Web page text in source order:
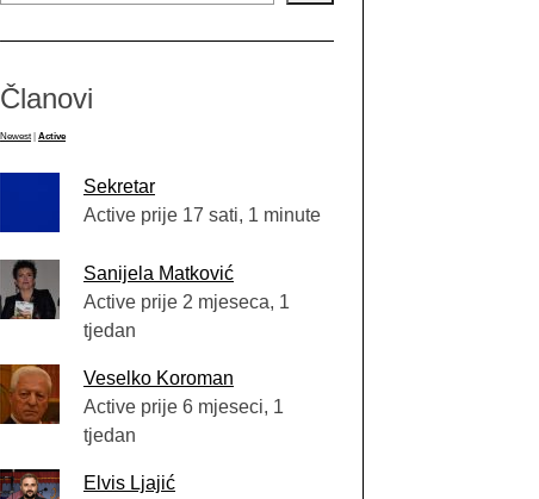
Članovi
Newest Active
Sekretar
Active prije 17 sati, 1 minute
Sanijela Matković
Active prije 2 mjeseca, 1
tjedan
Veselko Koroman
Active prije 6 mjeseci, 1
tjedan
Elvis Ljajić